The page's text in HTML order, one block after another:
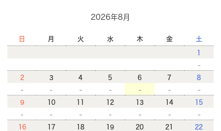
2026年8月
日 月 火 水 木 金 土
1
-
2
-
3
-
4
-
5
-
6
-
7
-
8
-
9
-
10
-
11
-
12
-
13
-
14
-
15
-
16 17 18 19 20 21 22